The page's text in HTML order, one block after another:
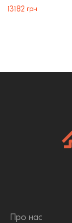
13182 грн
Про нас